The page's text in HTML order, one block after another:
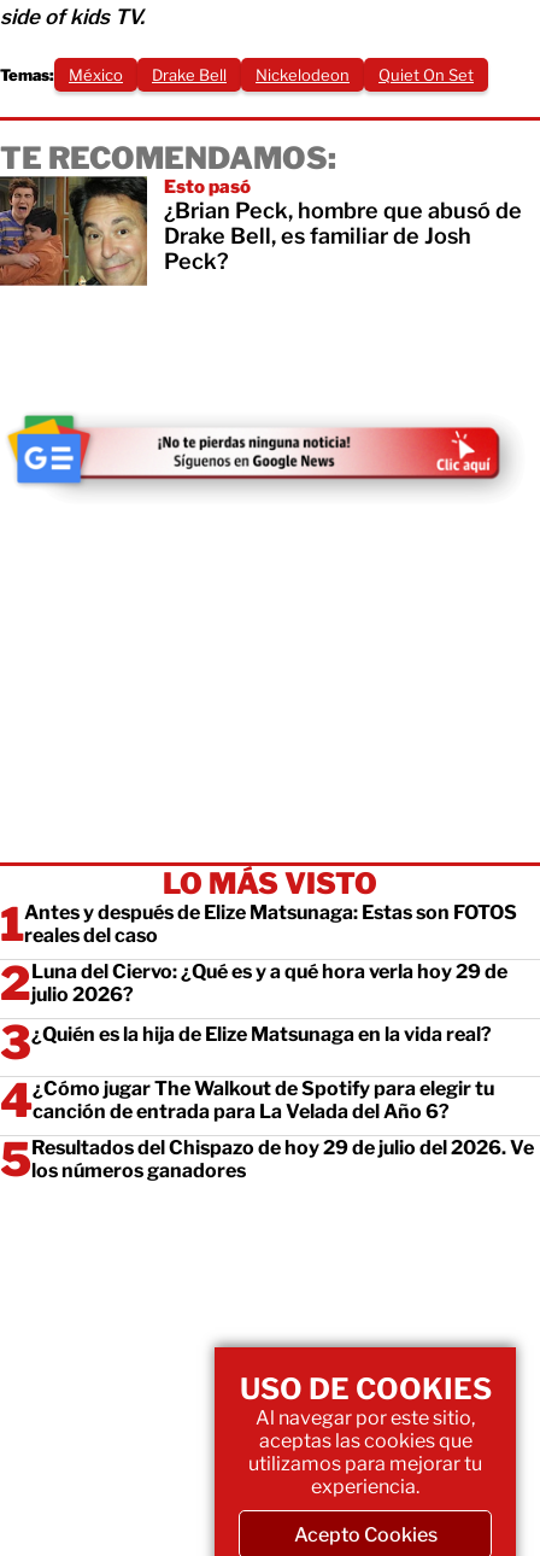
side of kids TV.
Temas: México Drake Bell Nickelodeon Quiet On Set
TE RECOMENDAMOS:
Esto pasó
¿Brian Peck, hombre que abusó de
Drake Bell, es familiar de Josh
Peck?
LO MÁS VISTO
Antes y después de Elize Matsunaga: Estas son FOTOS
reales del caso
Luna del Ciervo: ¿Qué es y a qué hora verla hoy 29 de
julio 2026?
¿Quién es la hija de Elize Matsunaga en la vida real?
¿Cómo jugar The Walkout de Spotify para elegir tu
canción de entrada para La Velada del Año 6?
Resultados del Chispazo de hoy 29 de julio del 2026. Ve
los números ganadores
USO DE COOKIES
Al navegar por este sitio,
aceptas las cookies que
utilizamos para mejorar tu
experiencia.
Acepto Cookies